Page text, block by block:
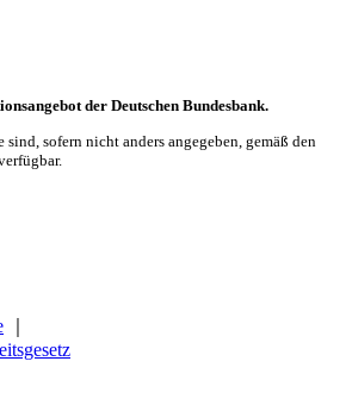
der Deutschen Bundesbank.
sofern nicht anders angegeben, gemäß den